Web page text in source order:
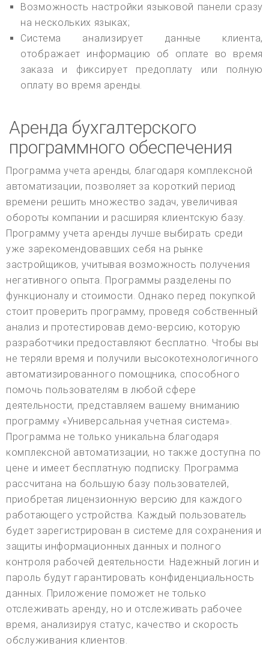
Возможность настройки языковой панели сразу
на нескольких языках;
Система анализирует данные клиента,
отображает информацию об оплате во время
заказа и фиксирует предоплату или полную
оплату во время аренды.
Аренда бухгалтерского
программного обеспечения
Программа учета аренды, благодаря комплексной
автоматизации, позволяет за короткий период
времени решить множество задач, увеличивая
обороты компании и расширяя клиентскую базу.
Программу учета аренды лучше выбирать среди
уже зарекомендовавших себя на рынке
застройщиков, учитывая возможность получения
негативного опыта. Программы разделены по
функционалу и стоимости. Однако перед покупкой
стоит проверить программу, проведя собственный
анализ и протестировав демо-версию, которую
разработчики предоставляют бесплатно. Чтобы вы
не теряли время и получили высокотехнологичного
автоматизированного помощника, способного
помочь пользователям в любой сфере
деятельности, представляем вашему вниманию
программу «Универсальная учетная система».
Программа не только уникальна благодаря
комплексной автоматизации, но также доступна по
цене и имеет бесплатную подписку. Программа
рассчитана на большую базу пользователей,
приобретая лицензионную версию для каждого
работающего устройства. Каждый пользователь
будет зарегистрирован в системе для сохранения и
защиты информационных данных и полного
контроля рабочей деятельности. Надежный логин и
пароль будут гарантировать конфиденциальность
данных. Приложение поможет не только
отслеживать аренду, но и отслеживать рабочее
время, анализируя статус, качество и скорость
обслуживания клиентов.